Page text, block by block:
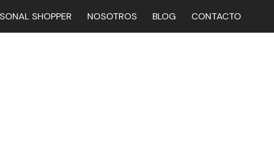
SHOPPER NOSOTROS BLOG CONTACTO